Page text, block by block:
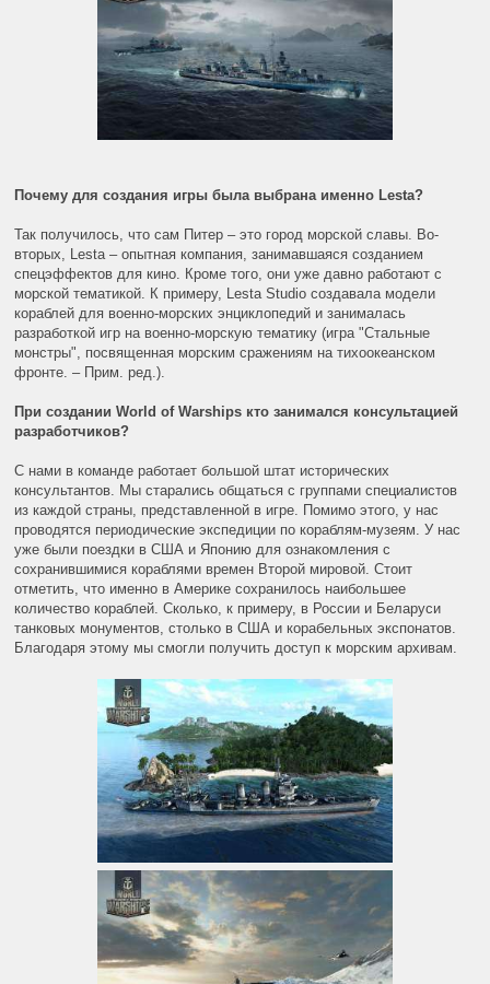
Почему для создания игры была выбрана именно Lesta?
Так получилось, что сам Питер – это город морской славы. Во-
вторых, Lesta – опытная компания, занимавшаяся созданием
спецэффектов для кино. Кроме того, они уже давно работают с
морской тематикой. К примеру, Lesta Studio создавала модели
кораблей для военно-морских энциклопедий и занималась
разработкой игр на военно-морскую тематику (игра "Стальные
монстры", посвященная морским сражениям на тихоокеанском
фронте. – Прим. ред.).
При создании World of Warships кто занимался консультацией
разработчиков?
С нами в команде работает большой штат исторических
консультантов. Мы старались общаться с группами специалистов
из каждой страны, представленной в игре. Помимо этого, у нас
проводятся периодические экспедиции по кораблям-музеям. У нас
уже были поездки в США и Японию для ознакомления с
сохранившимися кораблями времен Второй мировой. Стоит
отметить, что именно в Америке сохранилось наибольшее
количество кораблей. Сколько, к примеру, в России и Беларуси
танковых монументов, столько в США и корабельных экспонатов.
Благодаря этому мы смогли получить доступ к морским архивам.